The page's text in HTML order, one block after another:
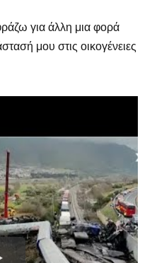
για άλλη μια φορά
μου στις οικογένειες